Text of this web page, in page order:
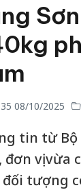
08/10/2025
tin từ Bộ
đơn vị
tượng